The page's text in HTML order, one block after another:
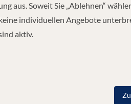
aus. Soweit Sie „Ablehnen“
individuellen Angebote
aktiv.